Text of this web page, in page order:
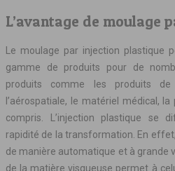
L’avantage de moulage
Le moulage par injection plastique
gamme de produits pour de
produits comme les produits de
l’aérospatiale, le matériel médical,
compris. L’injection plastique se
rapidité de la transformation. En
de manière automatique et à grande
de la matière visqueuse permet à